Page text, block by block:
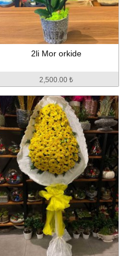
2li Mor orkide
2,500.00 ₺